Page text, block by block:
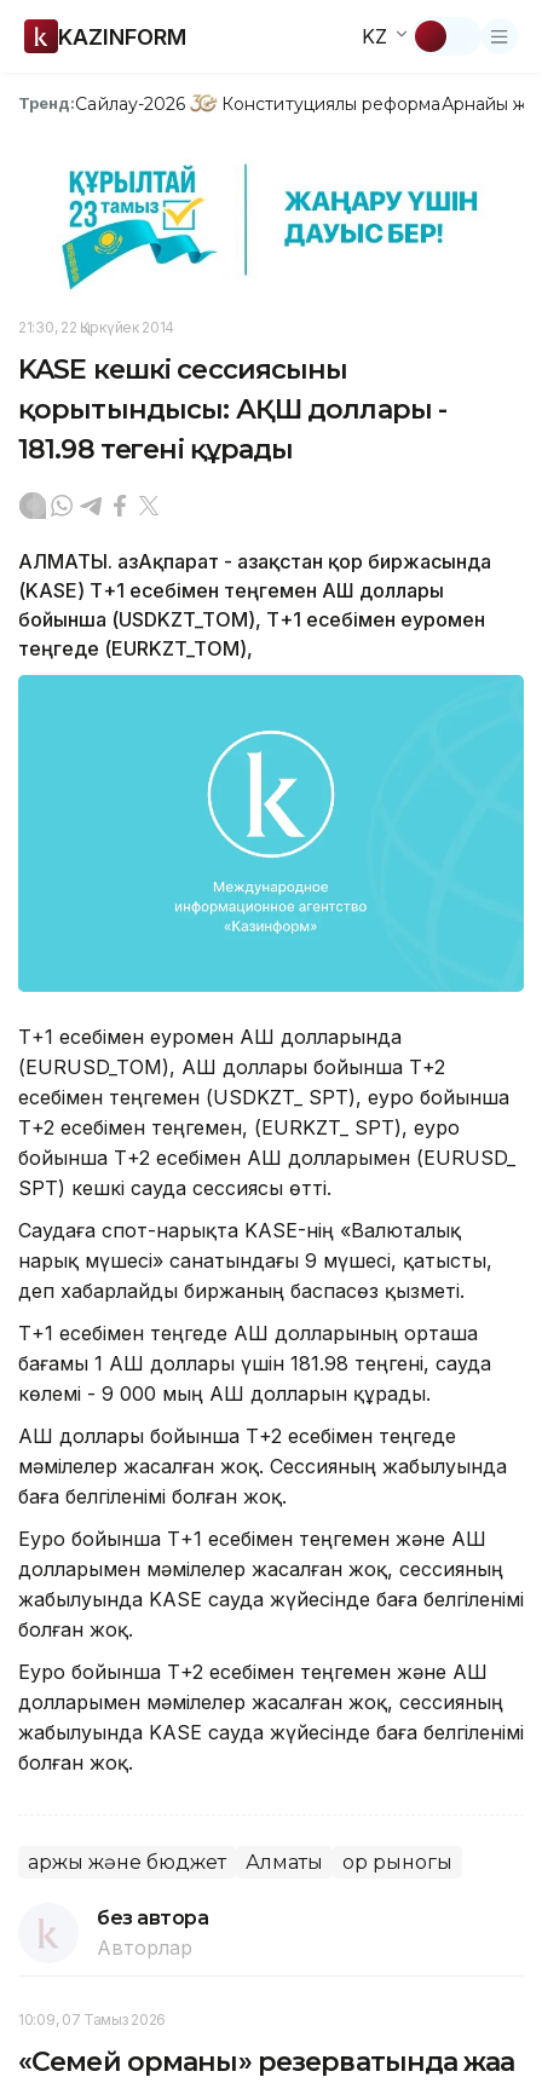
KAZINFORM KZ
Тренд:Сайлау-2026 Конституциялық реформаАрнайы
21:30, 22 Қыркүйек 2014
KASE кешкі сессиясының
қорытындысы: АҚШ доллары -
181.98 теңгені құрады
АЛМАТЫ. ҚазАқпарат - Қазақстан қор биржасында
(KASE) Т+1 есебімен теңгемен АҚШ доллары
бойынша (USDKZT_TOM), Т+1 есебімен еуромен
теңгеде (EURKZT_TOM),
Т+1 есебімен еуромен АҚШ долларында
(EURUSD_TOM), АҚШ доллары бойынша Т+2
есебімен теңгемен (USDKZT_ SPT), еуро бойынша
Т+2 есебімен теңгемен, (EURKZT_ SPT), еуро
бойынша Т+2 есебімен АҚШ долларымен (EURUSD_
SPT) кешкі сауда сессиясы өтті.
Саудаға спот-нарықта KASE-нің «Валюталық
нарық мүшесі» санатындағы 9 мүшесі, қатысты,
деп хабарлайды биржаның баспасөз қызметі.
Т+1 есебімен теңгеде АҚШ долларының орташа
бағамы 1 АҚШ доллары үшін 181.98 теңгені, сауда
көлемі - 9 000 мың АҚШ долларын құрады.
АҚШ доллары бойынша Т+2 есебімен теңгеде
мәмілелер жасалған жоқ. Сессияның жабылуында
баға белгіленімі болған жоқ.
Еуро бойынша Т+1 есебімен теңгемен және АҚШ
долларымен мәмілелер жасалған жоқ, сессияның
жабылуында KASE сауда жүйесінде баға белгіленімі
болған жоқ.
Еуро бойынша Т+2 есебімен теңгемен және АҚШ
долларымен мәмілелер жасалған жоқ, сессияның
жабылуында KASE сауда жүйесінде баға белгіленімі
болған жоқ.
Қаржы және бюджет Алматы Қор рыногы
без автора
Авторлар
10:09, 07 Тамыз 2026
«Семей орманы» резерватында жаңа